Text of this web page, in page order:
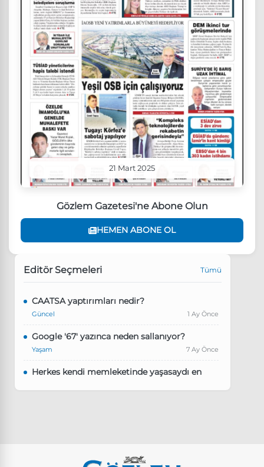
21 Mart 2025
Gözlem Gazetesi'ne Abone Olun
HEMEN ABONE OL
Editör Seçmeleri Tümü
CAATSA yaptırımları nedir?
Güncel 1 Ay Önce
Google '67' yazınca neden sallanıyor?
Yaşam 7 Ay Önce
Herkes kendi memleketinde yaşasaydı en
Instagram’da keşfet nasıl temizlenir?